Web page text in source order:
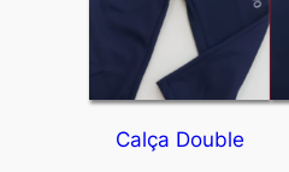
Calça Double